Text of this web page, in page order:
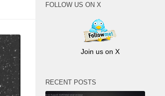
FOLLOW US ON X
Join us on X
RECENT POSTS